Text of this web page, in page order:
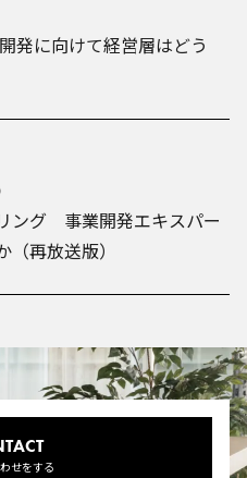
発に向けて経営層はどう
ング 事業開発エキスパー
再放送版）
せをする